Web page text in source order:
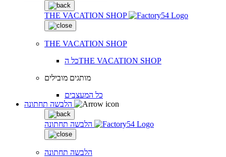
THE VACATION SHOP
THE VACATION SHOP
כל הTHE VACATION SHOP
מותגים מובילים
כל המעצבים
הלבשה תחתונה
הלבשה תחתונה